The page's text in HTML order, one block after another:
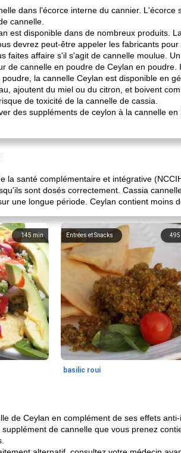
dans l'écorce interne du cannier.
cannelle.
est disponible dans de nombreux produits.
devrez peut-être appeler les fabricants
faites affaire s'il s'agit de cannelle moulue.
de cannelle en poudre de Ceylan en poudre.
la cannelle Ceylan est disponible en
ajoutent du miel ou du citron, et boivent
de toxicité de la cannelle de cassia.
des suppléments de ceylon à la cannelle
la santé complémentaire et intégrative
sont dosés correctement. Cassia
une longue période. Ceylan contient moins
145 min 495
Entrées et Snacks
basilic roui
de Ceylan en complément de ses effets
de cannelle que vous prenez